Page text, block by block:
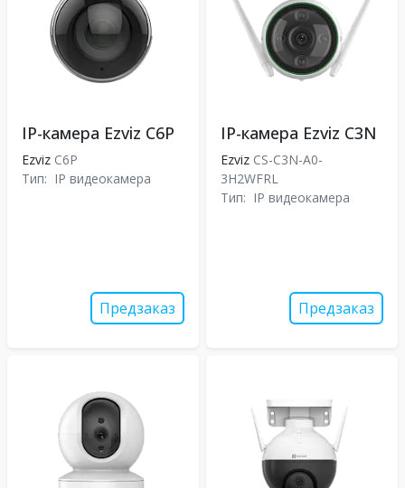
IP-камера Ezviz C6P
Ezviz C6P
Тип: IP видеокамера
Предзаказ
IP-камера Ezviz C3N
Ezviz CS-C3N-A0-
3H2WFRL
Тип: IP видеокамера
Предзаказ